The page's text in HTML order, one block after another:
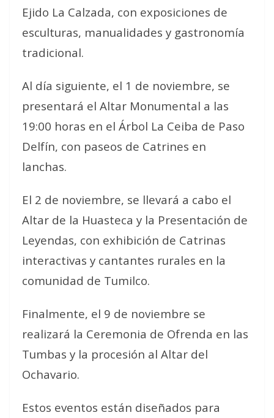
Ejido La Calzada, con exposiciones de
esculturas, manualidades y gastronomía
tradicional.
Al día siguiente, el 1 de noviembre, se
presentará el Altar Monumental a las
19:00 horas en el Árbol La Ceiba de Paso
Delfín, con paseos de Catrines en
lanchas.
El 2 de noviembre, se llevará a cabo el
Altar de la Huasteca y la Presentación de
Leyendas, con exhibición de Catrinas
interactivas y cantantes rurales en la
comunidad de Tumilco.
Finalmente, el 9 de noviembre se
realizará la Ceremonia de Ofrenda en las
Tumbas y la procesión al Altar del
Ochavario.
Estos eventos están diseñados para